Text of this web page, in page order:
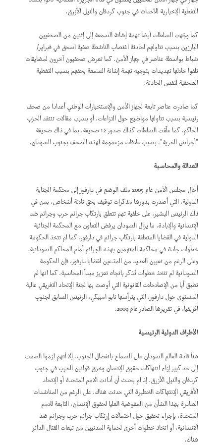
التغطية الإخبارية للأحداث في جنوب كردفان والنيل الأزرق.
كما وجّهت السلطات أيضا تهمة إشانة السمعة إلى إثنين من الصحفيين
البارزين بسبب تناولهم لحادثة اغتصاب الناشطة صفية اسحق في فبراير/
شباط بواسطة عناصر في جهاز الأمن. كما تعرض صحفيون آخرون لمضايقات
تلقوا خلالها تهديدات بتوجيه تهمة إشانة السمعة بحقهم بسبب التغطية
الصحفية لنفس الحادثة.
كما صادرت عناصر تابعة لجهاز الأمن والإستخبارات الوطني أعدادا من صحف
رئيسية بسبب تناولها مواضيع حول النزاعات، أو بسبب مقالات تنتقد الحزب
الحاكم. كما علّقت السلطات كذلك صدور 12 صحيفة، بما في ذلك صحيفة
"أجراس الحرية"، بسبب علاقات مزعمومة لهذه الصحف بجنوب السودان.
العدالة والمحاسبة
أحال مجلس الأمن عام 2005 ملف الوضع في دارفور إلى محكمة الجناية
الدولية، التي أصدرت بدورها مذكرات توقيف بحق ثلاثة أشخاص، بمن في
ذلك الرئيس البشير، على خلفية تهم تتعلق بارتكاب جرائم حرب وجرائم ضد
الإنسانية والإبادة. ما يزال السودان يرفض التعاون مع المحكمة الجنائية
الدولية في القضايا المتعلقة بارتكاب جرائم في دارفور، كما لم تتخذ الحكومة
خطوات جادة في محاكمة المتهمين بهذه الجرائم أمام المحاكم السودانية.
وعلى الرغم من تعيين العديد من المدّعين لقضايا دارفور، فإن الحكومة
السودانية لم تتخذ خطوات تُذكر باتجاه تعزيز مبدأ المحاسبة، كما انها لم
تطبق أيا من الإصلاحلات القانونية التي أوصت بها لجنة الإتحاد الافريقي عالية
المستوى حول دارفور، التي يترأسها ثابو امبيكي، الرئيس السابق لجنوب
افريقيا، في تقريرها الصادر عام 2009.
الأطراف الدولية الرئيسية
هنأ قادة العالم السودان على السماح بانفصال الجنوب، إلا أنهم لزموا الصمت
إلى حد كبير إزاء انتهاكات حقوق الإنسان وخرق قوانين الحرب في جنوب
كردفان والنيل الأزرق. إذ لم يحدث أن أدانت الامم المتحدة أو الإتحاد
الأفريقي الإنتهاكات الخطيرة التي حدثت هناك، على الرغم من المناشدات
الصادرة بهذا الشأن من المفوضية العليا لحقوق الإنسان، التابعة للامم
المتحدة، بإجراء تحقيق حول احتمالات إرتكاب جرائم حرب وجرائم ضد
الانسانية، أو اتخاذ خطوات أخرى لحماية المدنيين من تبعات القتال الدائر
هناك.